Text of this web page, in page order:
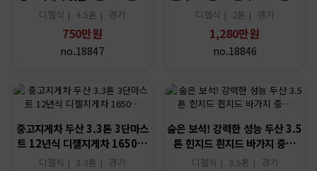
디젤식 | 4.5톤 | 경기
750만원
no.18847
디젤식 | 2톤 | 경기
1,280만원
no.18846
중고지게차 두산 3.3톤 3단마스
트 12년식 디젤지게차 1650…
디젤식 | 3.3톤 | 경기
숨은 보석! 강력한 성능 두산 3.5
톤 힌지드 흰지드 바가지 중…
디젤식 | 3.5톤 | 경기